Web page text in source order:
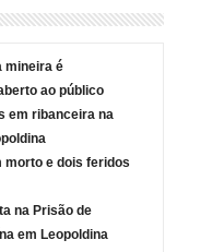
mineira é
ao público
em ribanceira na
morto e dois feridos
na Prisão de
em Leopoldina